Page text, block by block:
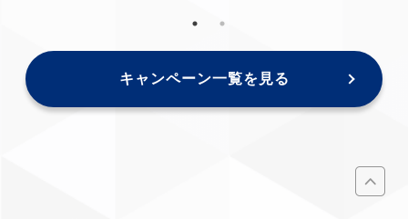
キャンペーン一覧を見る